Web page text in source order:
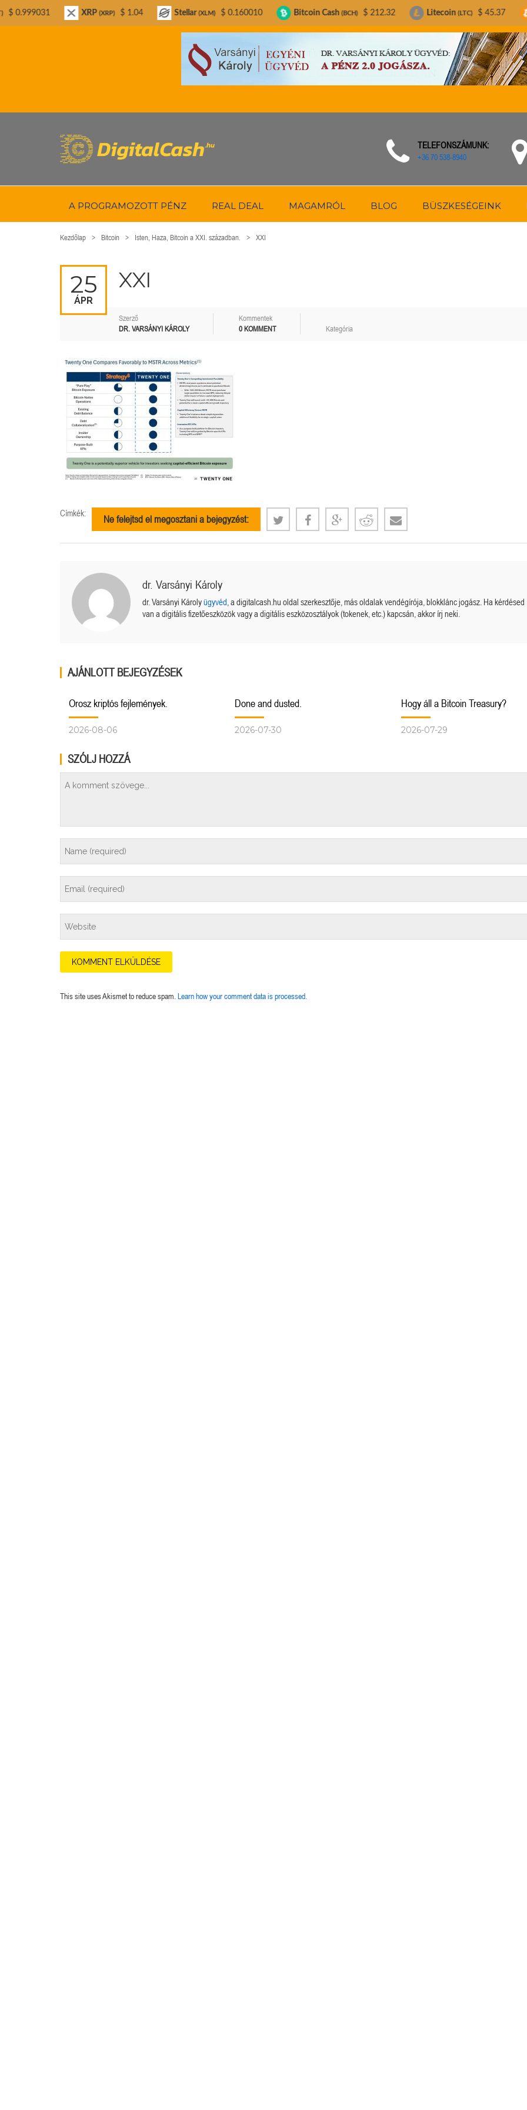
TELEFONSZÁMUNK:
+36 70 538-8940
A PROGRAMOZOTT PÉNZ REAL DEAL MAGAMRÓL BLOG BÜSZKESÉGEINK
Kezdőlap Bitcoin Isten, Haza, Bitcoin a XXI. században. XXI
25
ÁPR
XXI
Szerző
DR. VARSÁNYI KÁROLY
Kommentek
0 KOMMENT
Kategória
Címkék:
Ne felejtsd el megosztani a bejegyzést:
dr. Varsányi Károly
dr. Varsányi Károlyügyvéd , a digitalcash.hu oldal szerkesztője, más oldalak vendégírója, blokklánc jogász. Ha kérdésed
van a digitális fizetőeszközök vagy a digitális eszközosztályok (tokenek, etc.) kapcsán, akkor írj neki.
AJÁNLOTT BEJEGYZÉSEK
Orosz kriptós fejlemények.
2026-08-06
Done and dusted.
2026-07-30
Hogy áll a Bitcoin Treasury?
2026-07-29
SZÓLJ HOZZÁ
This site uses Akismet to reduce spam. Learn how your comment data is processed.
XRP $ 1.04 Stellar (XLM) $ 0.160010 Bitcoin Cash (BCH) $ 212.32 Litecoin (LTC) $ 45.37 Bitcoin